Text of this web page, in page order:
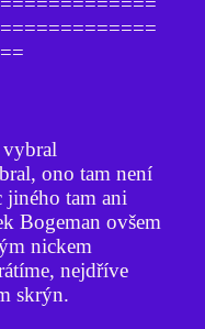
ono tam není
jiného tam ani
Bogeman ovšem
nickem
nejdříve
skrýn.